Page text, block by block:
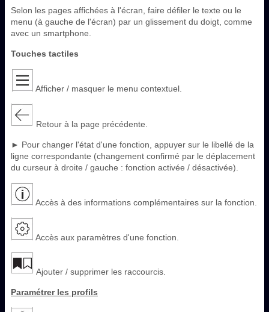
Selon les pages affichées à l'écran, faire défiler le texte ou le
menu (à gauche de l'écran) par un glissement du doigt, comme
avec un smartphone.
Touches tactiles
Afficher / masquer le menu contextuel.
Retour à la page précédente.
► Pour changer l'état d'une fonction, appuyer sur le libellé de la
ligne correspondante (changement confirmé par le déplacement
du curseur à droite / gauche : fonction activée / désactivée).
Accès à des informations complémentaires sur la fonction.
Accès aux paramètres d'une fonction.
Ajouter / supprimer les raccourcis.
Paramétrer les profils